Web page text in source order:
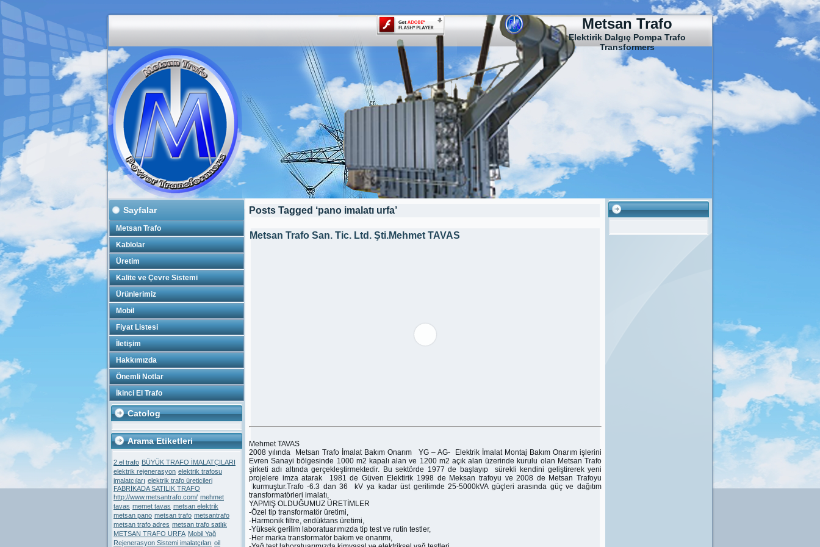
Metsan Trafo
Elektirik Dalgıç Pompa Trafo
Transformers
Sayfalar
Metsan Trafo
Kablolar
Üretim
Kalite ve Çevre Sistemi
Ürünlerimiz
Mobil
Fiyat Listesi
İletişim
Hakkımızda
Önemli Notlar
İkinci El Trafo
Catolog
Arama Etiketleri
2.el trafo BÜYÜK TRAFO İMALATÇILARI
elektrik rejenerasyon elektrik trafosu
imalatcıları elektrik trafo üreticileri
FABRİKADA SATILIK TRAFO
http://www.metsantrafo.com/ mehmet
tavas memet tavas metsan elektrik
metsan pano metsan trafo metsantrafo
metsan trafo adres metsan trafo satlık
METSAN TRAFO URFA Mobil Yağ
Rejenerasyon Sistemi imalatçıları oil
Posts Tagged ‘pano imalatı urfa’
Metsan Trafo San. Tic. Ltd. Şti.Mehmet TAVAS
Mehmet TAVAS
2008 yılında Metsan Trafo İmalat Bakım Onarım YG – AG- Elektrik İmalat Montaj Bakım Onarım işlerini
Evren Sanayi bölgesinde 1000 m2 kapalı alan ve 1200 m2 açık alan üzerinde kurulu olan Metsan Trafo
şirketi adı altında gerçekleştirmektedir. Bu sektörde 1977 de başlayıp sürekli kendini geliştirerek yeni
projelere imza atarak 1981 de Güven Elektirik 1998 de Meksan trafoyu ve 2008 de Metsan Trafoyu
kurmuştur.Trafo -6.3 dan 36 kV ya kadar üst gerilimde 25-5000kVA güçleri arasında güç ve dağıtım
transformatörleri imalatı,
YAPMIŞ OLDUĞUMUZ ÜRETİMLER
-Özel tip transformatör üretimi,
-Harmonik filtre, endüktans üretimi,
-Yüksek gerilim laboratuarımızda tip test ve rutin testler,
-Her marka transformatör bakım ve onarımı,